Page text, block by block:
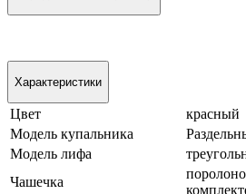
Характеристики
Цвет
красный
Модель купальника
Модель лифа
Чашечка